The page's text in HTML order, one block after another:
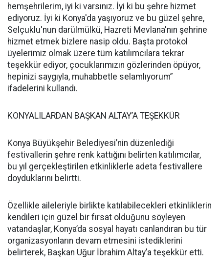
hemşehrilerim, iyi ki varsınız. İyi ki bu şehre hizmet
ediyoruz. İyi ki Konya'da yaşıyoruz ve bu güzel şehre,
Selçuklu'nun darülmülkü, Hazreti Mevlana'nın şehrine
hizmet etmek bizlere nasip oldu. Başta protokol
üyelerimiz olmak üzere tüm katılımcılara tekrar
teşekkür ediyor, çocuklarımızın gözlerinden öpüyor,
hepinizi saygıyla, muhabbetle selamlıyorum”
ifadelerini kullandı.
KONYALILARDAN BAŞKAN ALTAY’A TEŞEKKÜR
Konya Büyükşehir Belediyesi’nin düzenlediği
festivallerin şehre renk kattığını belirten katılımcılar,
bu yıl gerçekleştirilen etkinliklerle adeta festivallere
doyduklarını belirtti.
Özellikle aileleriyle birlikte katılabilecekleri etkinliklerin
kendileri için güzel bir fırsat olduğunu söyleyen
vatandaşlar, Konya’da sosyal hayatı canlandıran bu tür
organizasyonların devam etmesini istediklerini
belirterek, Başkan Uğur İbrahim Altay’a teşekkür etti.